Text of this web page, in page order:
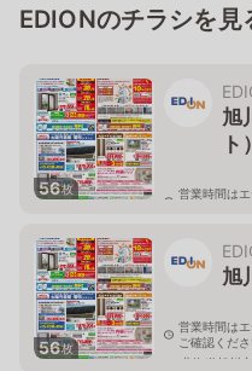
EDIONのチラシを見
56枚
旭
ト）
営業時間は
56枚
旭
営業時間は
ご確認くださ
北海道旭川